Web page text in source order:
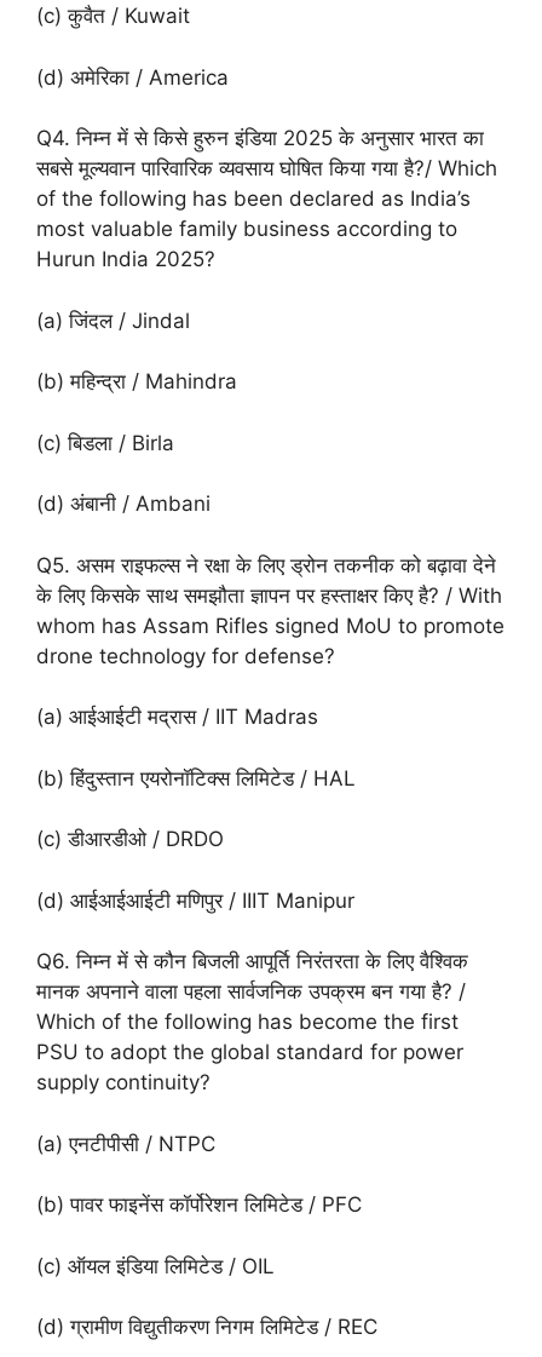
(c) कुवैत / Kuwait
(d) अमेरिका / America
Q4. निम्न में से किसे हुरुन इंडिया 2025 के अनुसार भारत का
सबसे मूल्यवान पारिवारिक व्यवसाय घोषित किया गया है?/ Which
of the following has been declared as India’s
most valuable family business according to
Hurun India 2025?
(a) जिंदल / Jindal
(b) महिन्द्रा / Mahindra
(c) बिडला / Birla
(d) अंबानी / Ambani
Q5. असम राइफल्स ने रक्षा के लिए ड्रोन तकनीक को बढ़ावा देने
के लिए किसके साथ समझौता ज्ञापन पर हस्ताक्षर किए है? / With
whom has Assam Rifles signed MoU to promote
drone technology for defense?
(a) आईआईटी मद्रास / IIT Madras
(b) हिंदुस्तान एयरोनॉटिक्स लिमिटेड / HAL
(c) डीआरडीओ / DRDO
(d) आईआईआईटी मणिपुर / IIIT Manipur
Q6. निम्न में से कौन बिजली आपूर्ति निरंतरता के लिए वैश्विक
मानक अपनाने वाला पहला सार्वजनिक उपक्रम बन गया है? /
Which of the following has become the first
PSU to adopt the global standard for power
supply continuity?
(a) एनटीपीसी / NTPC
(b) पावर फाइनेंस कॉर्पोरेशन लिमिटेड / PFC
(c) ऑयल इंडिया लिमिटेड / OIL
(d) ग्रामीण विद्युतीकरण निगम लिमिटेड / REC